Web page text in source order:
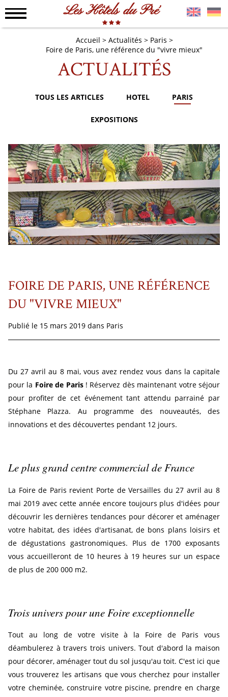
Les Hôtels du Pré
Accueil Actualités
Paris
Foire de Paris, une référence du "vivre mieux"
ACTUALITÉS
TOUS LES ARTICLES HOTEL PARIS
EXPOSITIONS
FOIRE DE PARIS, UNE RÉFÉRENCE
DU "VIVRE MIEUX"
Publié le 15 mars 2019 dans Paris
Du 27 avril au 8 mai, vous avez rendez vous dans la capitale
pour la Foire de Paris! Réservez dès maintenant votre séjour
pour profiter de cet événement tant attendu parrainé par
Stéphane Plazza. Au programme des nouveautés, des
innovations et des découvertes pendant 12 jours.
Le plus grand centre commercial de France
La Foire de Paris revient Porte de Versailles du 27 avril au 8
mai 2019 avec cette année encore toujours plus d'idées pour
découvrir les dernières tendances pour décorer et aménager
votre habitat, des idées d'artisanat, de bons plans loisirs et
de dégustations gastronomiques. Plus de 1700 exposants
vous accueilleront de 10 heures à 19 heures sur un espace
de plus de 200 000 m2.
Trois univers pour une Foire exceptionnelle
Tout au long de votre visite à la Foire de Paris vous
déambulerez à travers trois univers. Tout d'abord la maison
pour décorer, aménager tout du sol jusqu'au toit. C'est ici que
vous trouverez les artisans que vous cherchez pour installer
votre cheminée, construire votre piscine, prendre en charge